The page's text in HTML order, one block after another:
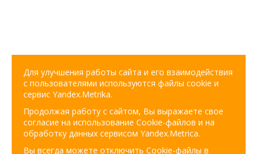
Для улучшения работы сайта и его взаимодействия
с пользователями используются файлы cookie и
сервис Yandex.Metrika.
Продолжая работу с сайтом, Вы выражаете свое
согласие на использование Cookie-файлов и на
обработку данных сервисом Yandex.Metrica.
Вы всегда можете отключить Cookie-файлы в